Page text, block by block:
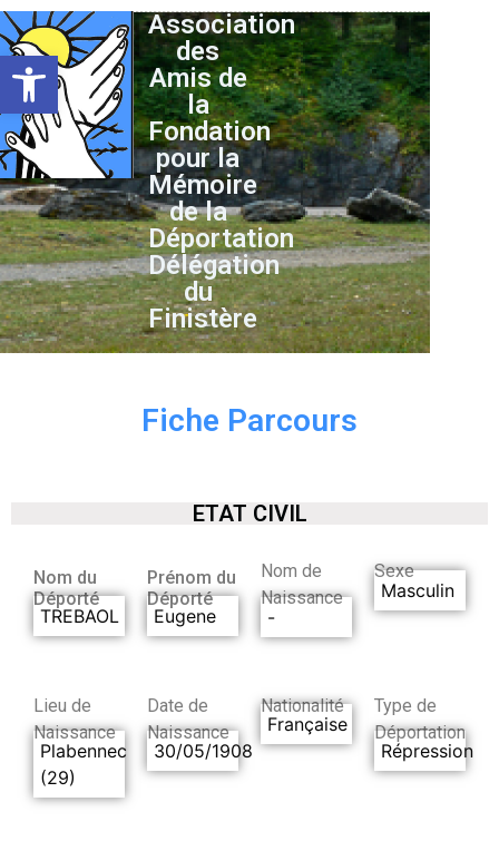
Ouvrir la barre d’outils
Association
des
Amis de
la
Fondation
pour la
Mémoire
de la
Déportation
Délégation
du
Finistère
Fiche Parcours
ETAT CIVIL
Nom du
Déporté
TREBAOL
Prénom du
Déporté
Eugene
Nom de
Naissance
-
Sexe
Masculin
Lieu de
Naissance
Plabennec
(29)
Date de
Naissance
30/05/1908
Nationalité
Française
Type de
Déportation
Répression